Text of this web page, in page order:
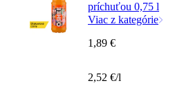
príchuťou 0,75 l
Viac z kategórie
1,89 €
2,52 €/l